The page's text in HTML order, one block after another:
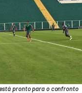
pronto para o confronto